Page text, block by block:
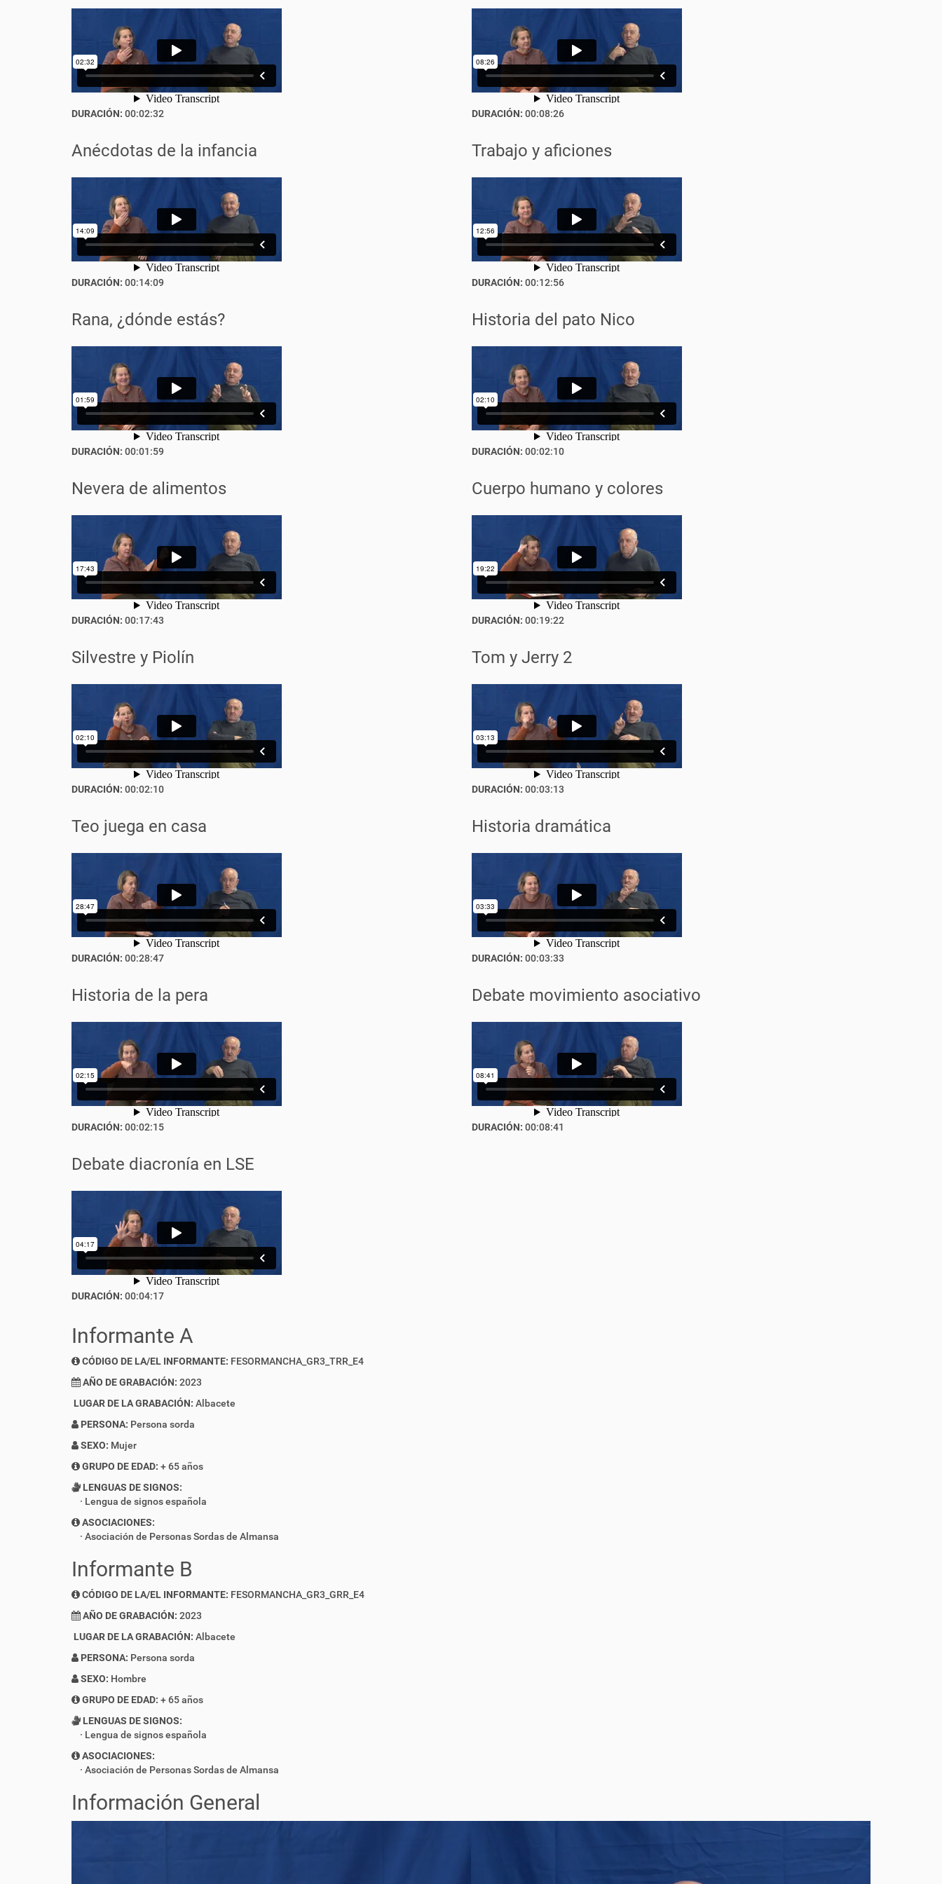
DURACIÓN: 00:02:32 DURACIÓN: 00:08:26
Anécdotas de la infancia
DURACIÓN: 00:14:09
Trabajo y aficiones
DURACIÓN: 00:12:56
Rana, ¿dónde estás?
DURACIÓN: 00:01:59
Historia del pato Nico
DURACIÓN: 00:02:10
Nevera de alimentos
DURACIÓN: 00:17:43
Cuerpo humano y colores
DURACIÓN: 00:19:22
Silvestre y Piolín
DURACIÓN: 00:02:10
Tom y Jerry 2
DURACIÓN: 00:03:13
Teo juega en casa
DURACIÓN: 00:28:47
Historia dramática
DURACIÓN: 00:03:33
Historia de la pera
DURACIÓN: 00:02:15
Debate movimiento asociativo
DURACIÓN: 00:08:41
Debate diacronía en LSE
DURACIÓN: 00:04:17
Informante A
CÓDIGO DE LA/EL INFORMANTE: FESORMANCHA_GR3_TRR_E4
AÑO DE GRABACIÓN: 2023
LUGAR DE LA GRABACIÓN: Albacete
PERSONA: Persona sorda
SEXO: Mujer
GRUPO DE EDAD: + 65 años
LENGUAS DE SIGNOS:
Lengua de signos española
ASOCIACIONES:
Asociación de Personas Sordas de Almansa
Informante B
CÓDIGO DE LA/EL INFORMANTE: FESORMANCHA_GR3_GRR_E4
AÑO DE GRABACIÓN: 2023
LUGAR DE LA GRABACIÓN: Albacete
PERSONA: Persona sorda
SEXO: Hombre
GRUPO DE EDAD: + 65 años
LENGUAS DE SIGNOS:
Lengua de signos española
ASOCIACIONES:
Asociación de Personas Sordas de Almansa
Información General